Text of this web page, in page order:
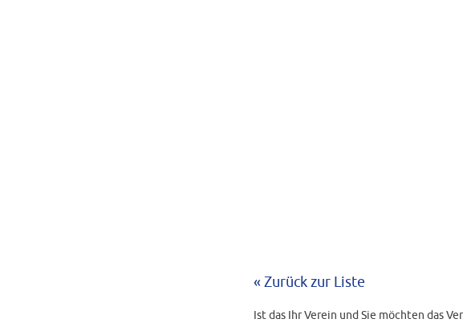
« Zurück zur Liste
Ist das Ihr Verein und Sie möchten das